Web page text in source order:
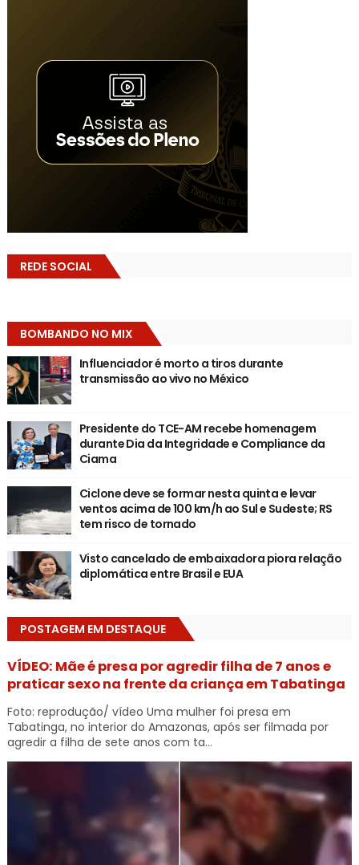
REDE SOCIAL
BOMBANDO NO MIX
Influenciador é morto a tiros durante
transmissão ao vivo no México
Presidente do TCE-AM recebe homenagem
durante Dia da Integridade e Compliance da
Ciama
Ciclone deve se formar nesta quinta e levar
ventos acima de 100 km/h ao Sul e Sudeste; RS
tem risco de tornado
Visto cancelado de embaixadora piora relação
diplomática entre Brasil e EUA
POSTAGEM EM DESTAQUE
VÍDEO: Mãe é presa por agredir filha de 7 anos e
praticar sexo na frente da criança em Tabatinga
Foto: reprodução/ vídeo Uma mulher foi presa em
Tabatinga, no interior do Amazonas, após ser filmada por
agredir a filha de sete anos com ta...